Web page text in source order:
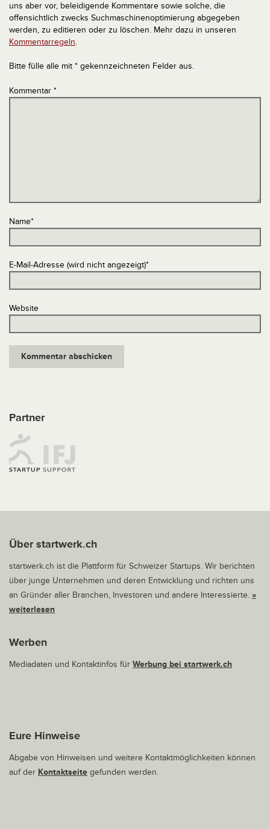
uns aber vor, beleidigende Kommentare sowie solche, die
offensichtlich zwecks Suchmaschinenoptimierung abgegeben
werden, zu editieren oder zu löschen. Mehr dazu in unseren
Kommentarregeln.
Bitte fülle alle mit * gekennzeichneten Felder aus.
Kommentar *
Name*
E-Mail-Adresse (wird nicht angezeigt)*
Website
Partner
Über startwerk.ch
startwerk.ch ist die Plattform für Schweizer Startups. Wir berichten
über junge Unternehmen und deren Entwicklung und richten uns
an Gründer aller Branchen, Investoren und andere Interessierte. »
weiterlesen
Werben
Mediadaten und Kontaktinfos für Werbung bei startwerk.ch
Eure Hinweise
Abgabe von Hinweisen und weitere Kontaktmöglichkeiten können
auf der Kontaktseite gefunden werden.